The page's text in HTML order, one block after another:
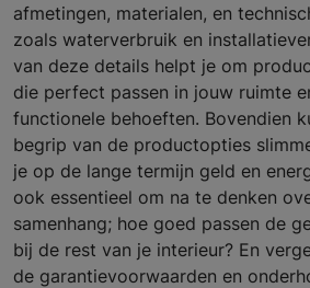
afmetingen, materialen, en
zoals waterverbruik en
van deze details helpt je om
die perfect passen in jouw ruimte
functionele behoeften. Bovendien
begrip van de productopties
je op de lange termijn geld en
ook essentieel om na te denken
samenhang; hoe goed passen de
bij de rest van je interieur? En
de garantievoorwaarden en